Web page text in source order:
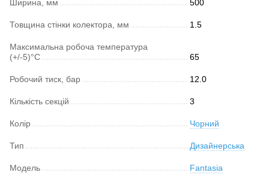
Ширина, мм 500
Товщина стінки колектора, мм 1.5
Максимальна робоча температура
(+/-5)°C
65
Робочий тиск, бар 12.0
Кількість секцій 3
Колір Чорний
Тип Дизайнерська
Модель Fantasia